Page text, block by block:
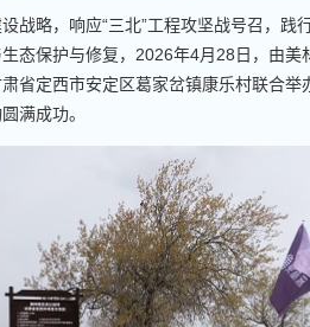
略，响应“三北”工程攻坚战号召，践
态保护与修复，2026年4月28日，由美
省定西市安定区葛家岔镇康乐村联合举
满成功。